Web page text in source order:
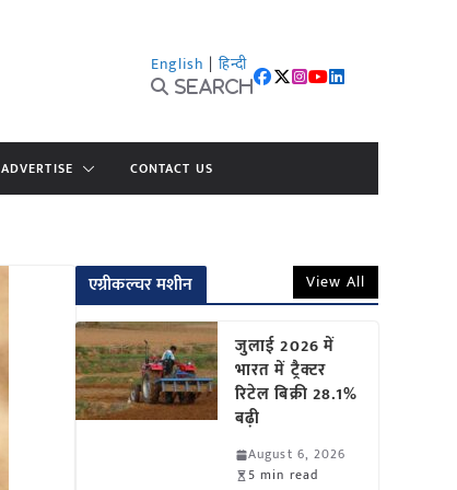
English | हिन्दी
Search
ADVERTISE CONTACT US
एग्रीकल्चर मशीन View All
जुलाई 2026 में
भारत में ट्रैक्टर
रिटेल बिक्री 28.1%
बढ़ी
August 6, 2026
5 min read